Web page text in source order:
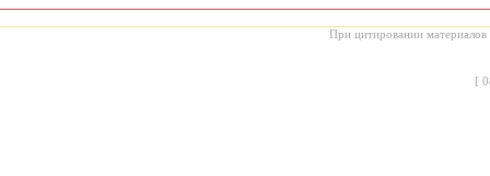
При цитировании материалов
[